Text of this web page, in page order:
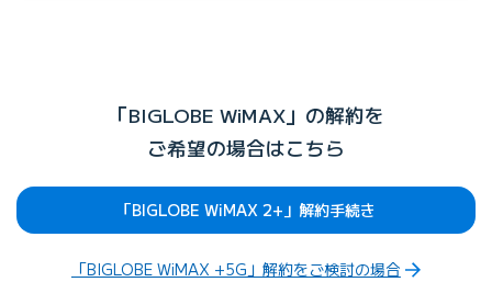
「BIGLOBE WiMAX」の解約を
ご希望の場合はこちら
「BIGLOBE WiMAX 2+」 解約手続き
「BIGLOBE WiMAX +5G」解約をご検討の場合